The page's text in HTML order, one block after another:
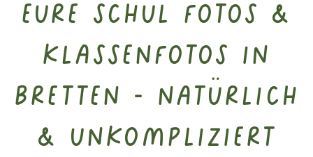
Eure Schul Fotos &
Klassenfotos in
Bretten - natürlich
& unkompliziert